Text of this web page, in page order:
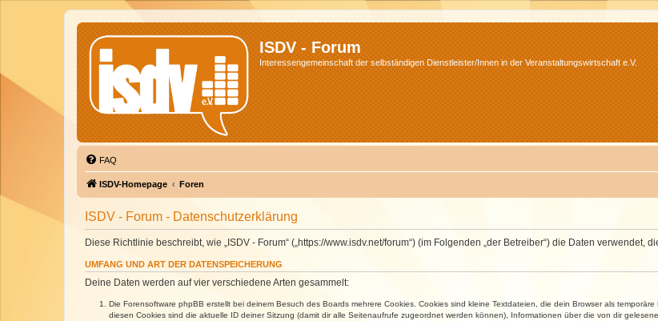
ISDV - Forum
Interessengemeinschaft der selbständigen Dienstleister/Innen in der Veranstaltungswirtschaft e.V.
FAQ
ISDV-Homepage Foren
ISDV - Forum - Datenschutzerklärung
Diese Richtlinie beschreibt, wie „ISDV - Forum“ („https://www.isdv.net/forum“) (im Folgenden „der Betreiber“) die Daten
UMFANG UND ART DER DATENSPEICHERUNG
Deine Daten werden auf vier verschiedene Arten gesammelt:
Die Forensoftware phpBB erstellt bei deinem Besuch des Boards mehrere Cookies. Cookies sind kleine Textdateien, die dein Browser als
diesen Cookies sind die aktuelle ID deiner Sitzung (damit dir alle Seitenaufrufe zugeordnet werden können), Informationen über die von dir